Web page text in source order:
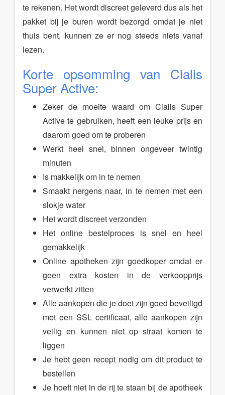
te rekenen. Het wordt discreet geleverd dus als het
pakket bij je buren wordt bezorgd omdat je niet
thuis bent, kunnen ze er nog steeds niets vanaf
lezen.
Korte opsomming van Cialis
Super Active:
Zeker de moeite waard om Cialis Super
Active te gebruiken, heeft een leuke prijs en
daarom goed om te proberen
Werkt heel snel, binnen ongeveer twintig
minuten
Is makkelijk om in te nemen
Smaakt nergens naar, in te nemen met een
slokje water
Het wordt discreet verzonden
Het online bestelproces is snel en heel
gemakkelijk
Online apotheken zijn goedkoper omdat er
geen extra kosten in de verkoopprijs
verwerkt zitten
Alle aankopen die je doet zijn goed beveiligd
met een SSL certificaat, alle aankopen zijn
veilig en kunnen niet op straat komen te
liggen
Je hebt geen recept nodig om dit product te
bestellen
Je hoeft niet in de rij te staan bij de apotheek